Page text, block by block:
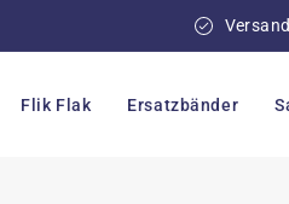
Flik Flak Ersatzbänder